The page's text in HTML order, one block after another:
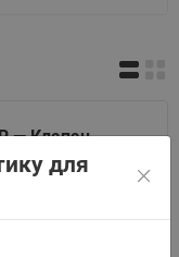
— Клапан
AHT-R DN
(DN), мм:
для